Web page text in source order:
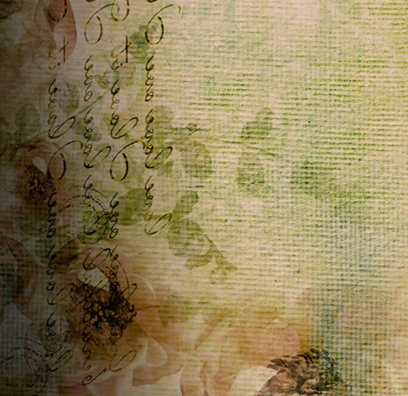
ૡScritto inHome
Krautl~04/04/2026 09:53:12
Frohe Ostern
ૡScritto inCommenti telaio...